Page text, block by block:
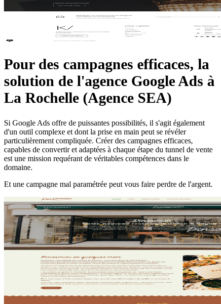
Pour des campagnes efficaces, la
solution de l'agence Google Ads à
La Rochelle (Agence SEA)
Si Google Ads offre de puissantes possibilités, il s'agit également
d'un outil complexe et dont la prise en main peut se révéler
particulièrement compliquée. Créer des campagnes efficaces,
capables de convertir et adaptées à chaque étape du tunnel de vente
est une mission requérant de véritables compétences dans le
domaine.
Et une campagne mal paramétrée peut vous faire perdre de l'argent.